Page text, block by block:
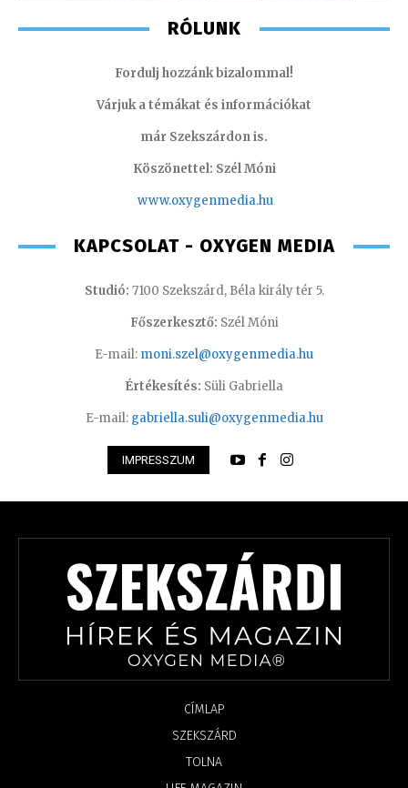
RÓLUNK
Fordulj hozzánk bizalommal!
Várjuk a témákat és információkat
már Szekszárdon is.
Köszönettel: Szél Móni
www.oxygenmedia.hu
KAPCSOLAT - OXYGEN MEDIA
Studió: 7100 Szekszárd, Béla király tér 5.
Főszerkesztő: Szél Móni
E-mail: moni.szel@oxygenmedia.hu
Értékesítés: Süli Gabriella
E-mail: gabriella.suli@oxygenmedia.hu
IMPRESSZUM
CÍMLAP
SZEKSZÁRD
TOLNA